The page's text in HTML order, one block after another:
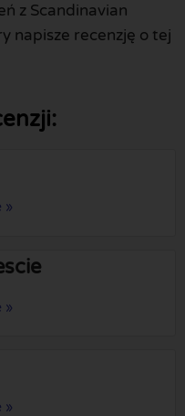
z Scandinavian
napisze recenzję o tej
»
»
»